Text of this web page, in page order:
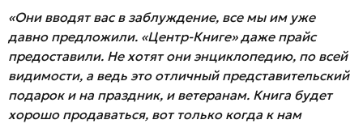
«Они вводят вас в заблуждение, все мы им уже
давно предложили. «Центр-Книге» даже прайс
предоставили. Не хотят они энциклопедию, по всей
видимости, а ведь это отличный представительский
подарок и на праздник, и ветеранам. Книга будет
хорошо продаваться, вот только когда к нам